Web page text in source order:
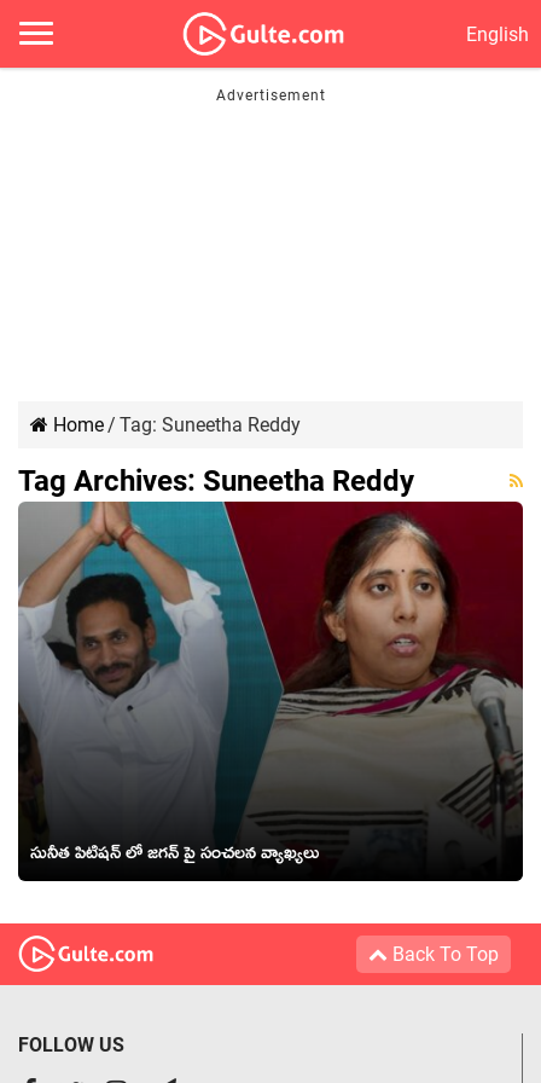
English
Home/ Tag: Suneetha Reddy
Tag Archives: Suneetha Reddy
సునీత పిటిష‌న్‌ లో జ‌గ‌న్‌ పై సంచ‌ల‌న వ్యాఖ్య‌లు
Back To Top
FOLLOW US